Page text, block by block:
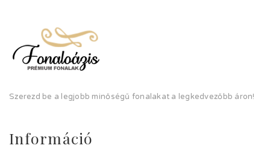
Szerezd be a legjobb minőségű fonalakat a legkedvezőbb áron!
Információ